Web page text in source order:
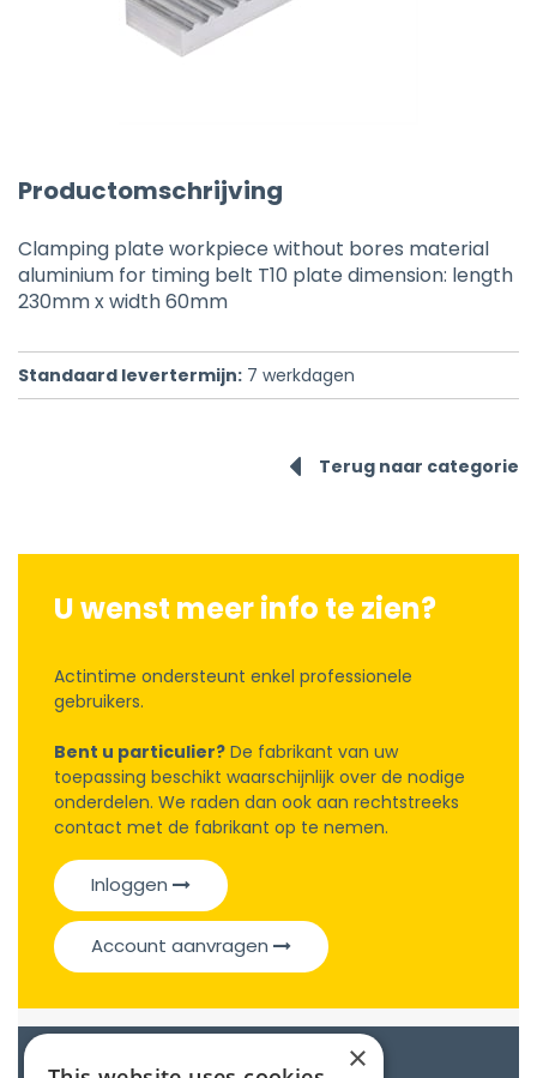
Productomschrijving
Clamping plate workpiece without bores material
aluminium for timing belt T10 plate dimension: length
230mm x width 60mm
Standaard levertermijn: 7 werkdagen
Terug naar categorie
U wenst meer info te zien?
Actintime ondersteunt enkel professionele
gebruikers.
Bent u particulier? De fabrikant van uw
toepassing beschikt waarschijnlijk over de nodige
onderdelen. We raden dan ook aan rechtstreeks
contact met de fabrikant op te nemen.
Inloggen
Account aanvragen
×